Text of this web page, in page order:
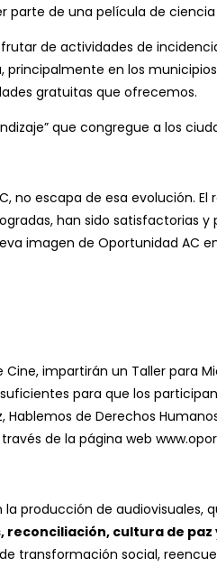
de una película de
de actividades de
en los
gratuitas que ofrecemos.
que congregue a los
escapa de esa evolución. El
han sido
imagen de Oportunidad AC
Cine, impartirán un Taller
para que los
de Derechos
de la página web
producción de
cultura de paz
transformación social,